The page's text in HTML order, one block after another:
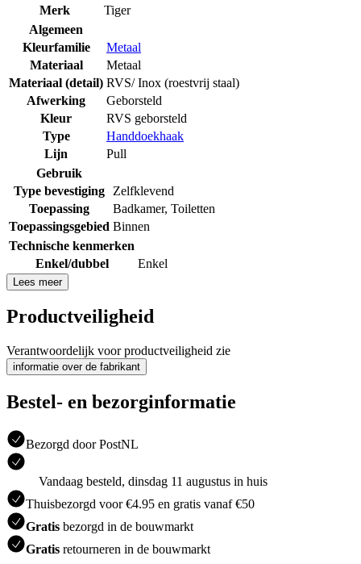
Merk
Tiger
Algemeen
Kleurfamilie
Metaal
Materiaal
Metaal
Materiaal (detail) RVS/ Inox (roestvrij staal)
Afwerking
Geborsteld
Kleur
RVS geborsteld
Type
Handdoekhaak
Lijn
Pull
Gebruik
Type bevestiging
Zelfklevend
Toepassing
Badkamer, Toiletten
Toepassingsgebied Binnen
Technische kenmerken
Enkel/dubbel
Enkel
Lees meer
Productveiligheid
Verantwoordelijk voor productveiligheid zie
informatie over de fabrikant
Bestel- en bezorginformatie
Bezorgd door PostNL
Vandaag besteld, dinsdag 11 augustus in huis
Thuisbezorgd voor €4.95 en gratis vanaf €50
Gratis bezorgd in de bouwmarkt
Gratis retourneren in de bouwmarkt